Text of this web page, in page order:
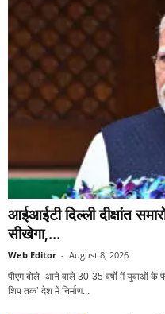
आईआईटी दिल्ली दीक्षांत
सीखेगा,...
Web Editor - August 8, 2026
पीएम बोले- आने वाले 30-35 वर्षों में युवाओं के
शिप तक’ देश में निर्माण...